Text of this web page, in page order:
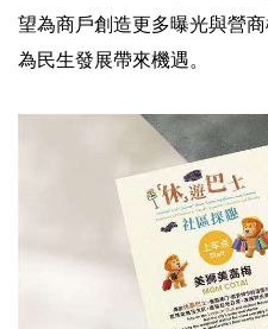
望為商戶創造更多曝光與營
為民生發展帶來機遇。